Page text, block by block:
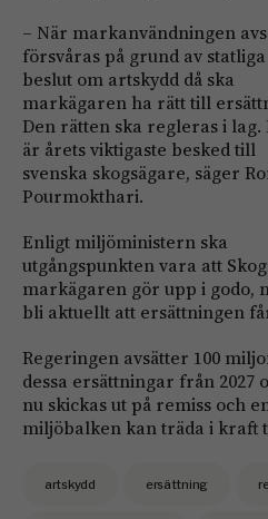
– När markanvändningen
försvåras på grund av statliga
beslut om artskydd då ska
markägaren ha rätt till
Den rätten ska regleras i lag.
är årets viktigaste besked till
svenska skogsägare, säger
Pourmokthari.
Enligt miljöministern ska
utgångspunkten vara att
markägaren gör upp i godo,
bli aktuellt att ersättningen
Regeringen avsätter 100
dessa ersättningar från 2027
nu skickas ut på remiss och
miljöbalken kan träda i kraft
artskydd ersättning